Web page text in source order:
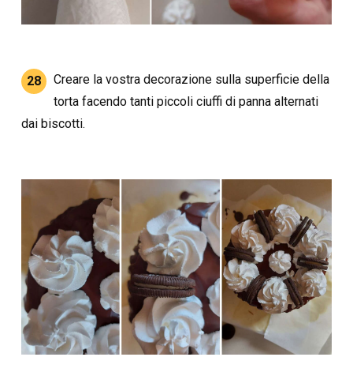
28
Creare la vostra decorazione sulla superficie della
torta facendo tanti piccoli ciuffi di panna alternati
dai biscotti.